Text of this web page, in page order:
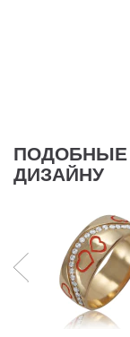
ПОДОБНЫЕ
ДИЗАЙНУ